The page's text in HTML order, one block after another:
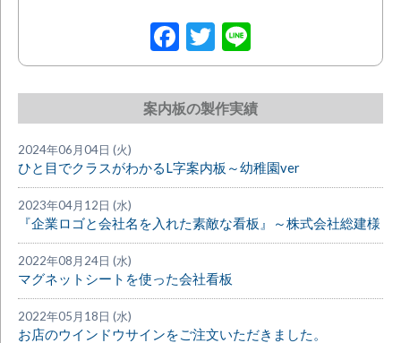
Facebook
Twitter
案内板の製作実績
2024年06月04日 (火)
ひと目でクラスがわかるL字案内板～幼稚園ver
2023年04月12日 (水)
『企業ロゴと会社名を入れた素敵な看板』～株式会社総建様
2022年08月24日 (水)
マグネットシートを使った会社看板
2022年05月18日 (水)
お店のウインドウサインをご注文いただきました。